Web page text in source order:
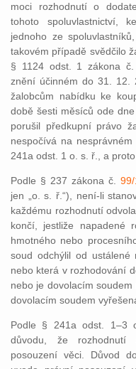
moci rozhodnutí o
tohoto spoluvlastnictví,
jednoho ze
takovém případě svědčilo
§ 1124 odst. 1 zákona č.
znění účinném do 31. 12.
žalobcům nabídku ke
době šesti měsíců ode
porušil předkupní právo
nespočívá na
241a odst. 1 o. s. ř., a
Podle § 237 zákona č.
jen „o. s. ř.“), není-li
každému rozhodnutí
končí, jestliže napadené
hmotného nebo
soud odchýlil od ustálené
nebo která v rozhodování
nebo je dovolacím
dovolacím soudem
Podle § 241a odst. 1–3
důvodu, že rozhodnutí
posouzení věci. Důvod